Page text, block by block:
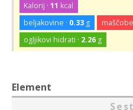
Kalorij ·11 kcal
beljakovine · 0.33 g maščobe
ogljikovi hidrati · 2.26 g
Element